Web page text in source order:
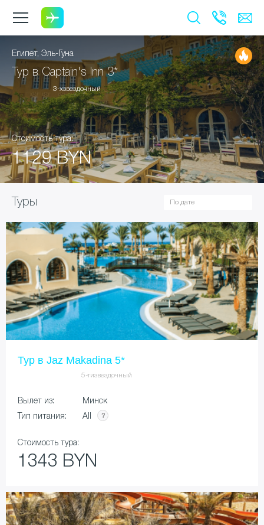
Египет, Эль-Гуна
Тур в Captain's Inn 3*
3-хзвездочный
Стоимость тура:
1129 BYN
Туры
Тур в Jaz Makadina 5*
5-тизвездочный
Вылет из:
Минск
Тип питания:
All
Стоимость тура:
1343 BYN